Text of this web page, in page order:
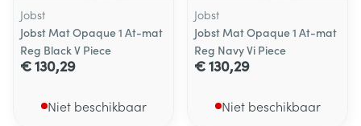
Jobst
Jobst Mat Opaque 1 At-mat
Reg Black V Piece
€ 130,29
Niet beschikbaar
Jobst
Jobst Mat Opaque 1 At-mat
Reg Navy Vi Piece
€ 130,29
Niet beschikbaar